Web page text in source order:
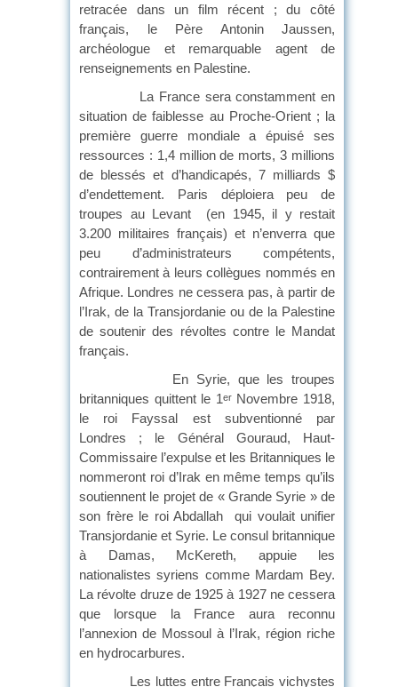
retracée dans un film récent ; du côté
français, le Père Antonin Jaussen,
archéologue et remarquable agent de
renseignements en Palestine.
La France sera constamment en
situation de faiblesse au Proche-Orient ; la
première guerre mondiale a épuisé ses
ressources : 1,4 million de morts, 3 millions
de blessés et d’handicapés, 7 milliards $
d’endettement. Paris déploiera peu de
troupes au Levant (en 1945, il y restait
3.200 militaires français) et n’enverra que
peu d’administrateurs compétents,
contrairement à leurs collègues nommés en
Afrique. Londres ne cessera pas, à partir de
l’Irak, de la Transjordanie ou de la Palestine
de soutenir des révoltes contre le Mandat
français.
En Syrie, que les troupes
britanniques quittent le 1erNovembre 1918,
le roi Fayssal est subventionné par
Londres ; le Général Gouraud, Haut-
Commissaire l’expulse et les Britanniques le
nommeront roi d’Irak en même temps qu’ils
soutiennent le projet de « Grande Syrie » de
son frère le roi Abdallah qui voulait unifier
Transjordanie et Syrie. Le consul britannique
à Damas, McKereth, appuie les
nationalistes syriens comme Mardam Bey.
La révolte druze de 1925 à 1927 ne cessera
que lorsque la France aura reconnu
l’annexion de Mossoul à l’Irak, région riche
en hydrocarbures.
Les luttes entre Français vichystes